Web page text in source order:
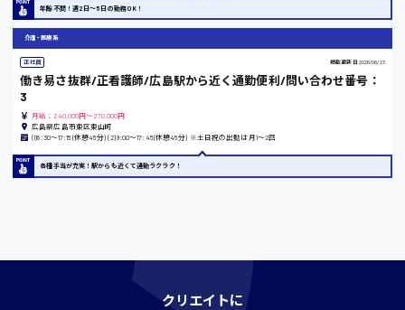
島根県
香川県
愛知県
年齢不問！週2日〜5日の勤務OK！
介護・医療系
正社員 掲載更新日 2026/06/23
働き易さ抜群/正看護師/広島駅から近く通勤便利/問い合わせ番号：
3
月給：240,000円～270,000円
広島県広島市東区東山町
(1)8:30〜17:15(休憩45分) (2)9:00〜17:45(休憩45分) ※土日祝の出勤は月1〜2回
各種手当が充実！駅からも近くて通勤ラクラク！
クリエイトに